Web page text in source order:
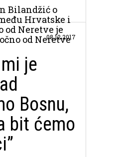
Bilandžić o
Hrvatske i
od Neretve je
od Neretve
08.12.2017
je
Bosnu,
bit ćemo